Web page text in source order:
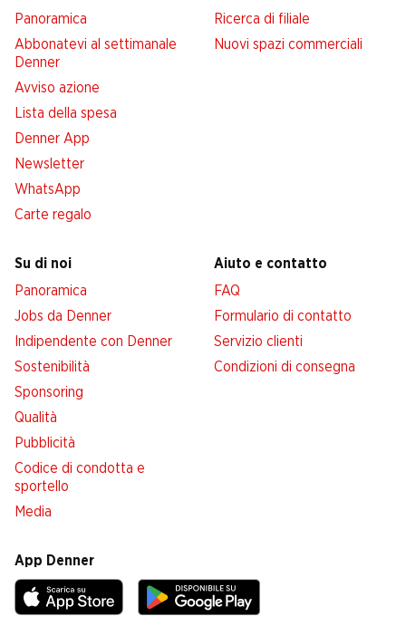
Panoramica
Abbonatevi al settimanale
Denner
Avviso azione
Lista della spesa
Denner App
Newsletter
WhatsApp
Carte regalo
Ricerca di filiale
Nuovi spazi commerciali
Su di noi
Panoramica
Jobs da Denner
Indipendente con Denner
Sostenibilità
Sponsoring
Qualità
Pubblicità
Codice di condotta e
sportello
Media
Aiuto e contatto
FAQ
Formulario di contatto
Servizio clienti
Condizioni di consegna
App Denner